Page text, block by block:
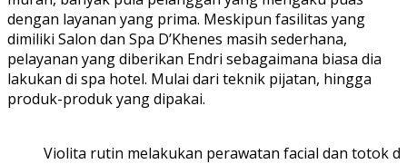
dengan layanan yang prima. Meskipun fasilitas yang
dimiliki Salon dan Spa D’Khenes masih sederhana,
pelayanan yang diberikan Endri sebagaimana biasa dia
lakukan di spa hotel. Mulai dari teknik pijatan, hingga
produk-produk yang dipakai.
Violita rutin melakukan perawatan facial dan totok di